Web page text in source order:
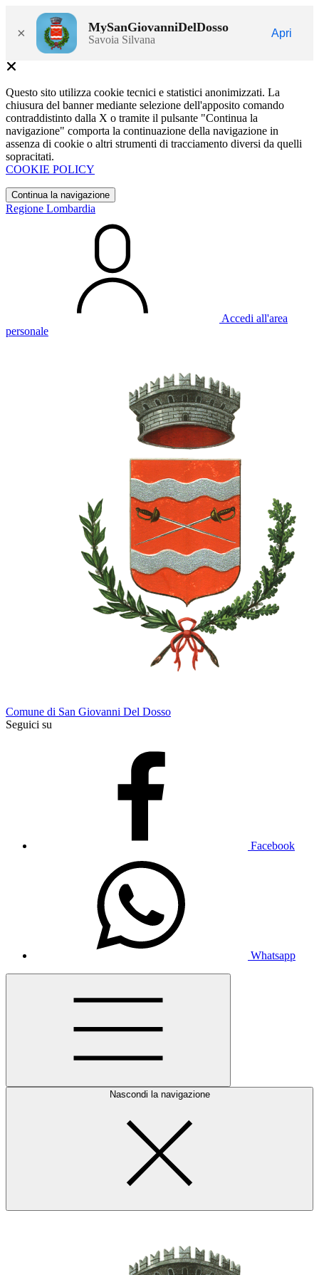
× MySanGiovanniDelDosso
Savoia Silvana
Apri
Questo sito utilizza cookie tecnici e statistici anonimizzati. La
chiusura del banner mediante selezione dell'apposito comando
contraddistinto dalla X o tramite il pulsante "Continua la
navigazione" comporta la continuazione della navigazione in
assenza di cookie o altri strumenti di tracciamento diversi da quelli
sopracitati.
COOKIE POLICY
Continua la navigazione
Regione Lombardia
Accedi all'area
personale
Comune di San Giovanni Del Dosso
Seguici su
Facebook
Whatsapp
Nascondi la navigazione